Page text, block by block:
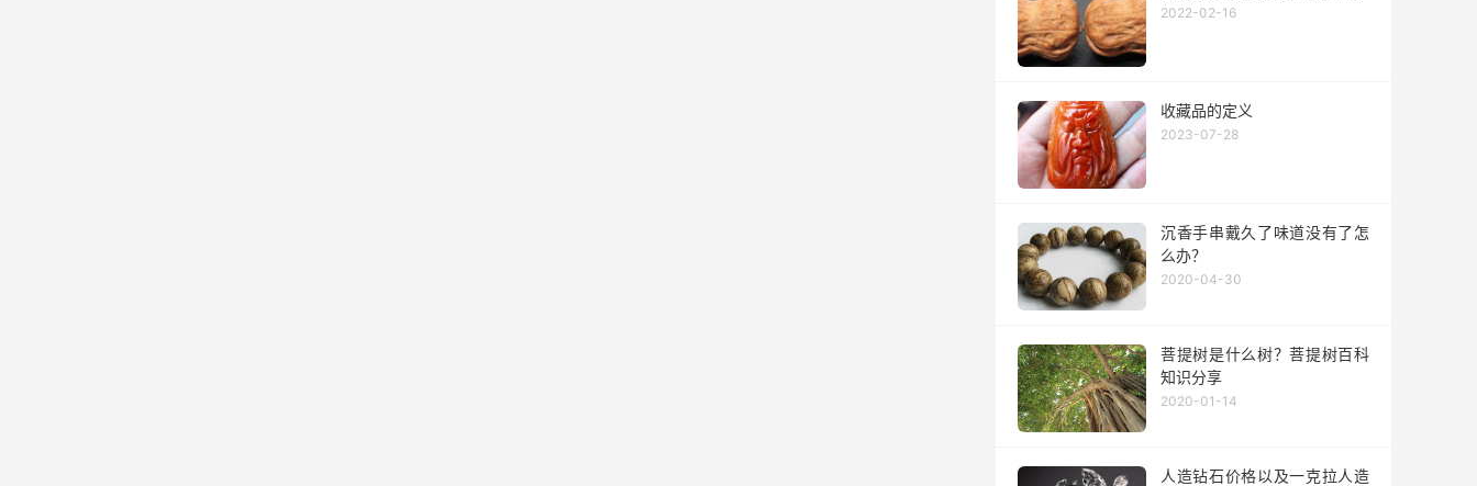
2022-02-16
收藏品的定义
2023-07-28
沉香手串戴久了味道没有了怎
么办？
2020-04-30
菩提树是什么树？菩提树百科
知识分享
2020-01-14
人造钻石价格以及一克拉人造